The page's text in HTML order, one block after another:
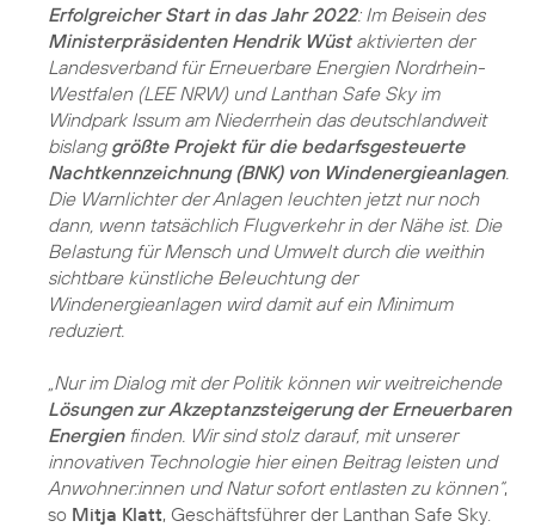
Erfolgreicher Start in das Jahr 2022: Im Beisein des
Ministerpräsidenten Hendrik Wüstaktivierten der
Landesverband für Erneuerbare Energien Nordrhein-
Westfalen (LEE NRW) und Lanthan Safe Sky im
Windpark Issum am Niederrhein das deutschlandweit
bislang größte Projekt für die bedarfsgesteuerte
Nachtkennzeichnung (BNK) von Windenergieanlagen.
Die Warnlichter der Anlagen leuchten jetzt nur noch
dann, wenn tatsächlich Flugverkehr in der Nähe ist. Die
Belastung für Mensch und Umwelt durch die weithin
sichtbare künstliche Beleuchtung der
Windenergieanlagen wird damit auf ein Minimum
reduziert.
„Nur im Dialog mit der Politik können wir weitreichende
Lösungen zur Akzeptanzsteigerung der Erneuerbaren
Energienfinden. Wir sind stolz darauf, mit unserer
innovativen Technologie hier einen Beitrag leisten und
Anwohner:innen und Natur sofort entlasten zu können“,
so Mitja Klatt, Geschäftsführer der Lanthan Safe Sky.